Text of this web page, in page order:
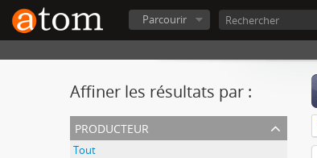
Parcourir
Affiner les résultats par :
producteur
Tout